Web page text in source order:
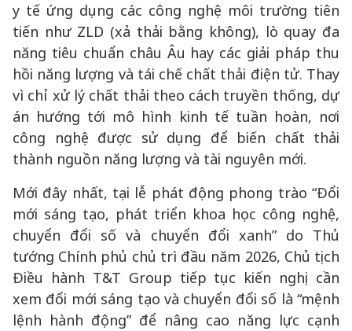
y tế ứng dụng các công nghệ môi trường tiên
tiến như ZLD (xả thải bằng không), lò quay đa
năng tiêu chuẩn châu Âu hay các giải pháp thu
hồi năng lượng và tái chế chất thải điện tử. Thay
vì chỉ xử lý chất thải theo cách truyền thống, dự
án hướng tới mô hình kinh tế tuần hoàn, nơi
công nghệ được sử dụng để biến chất thải
thành nguồn năng lượng và tài nguyên mới.
Mới đây nhất, tại lễ phát động phong trào “Đổi
mới sáng tạo, phát triển khoa học công nghệ,
chuyển đổi số và chuyển đổi xanh” do Thủ
tướng Chính phủ chủ trì đầu năm 2026, Chủ tịch
Điều hành T&T Group tiếp tục kiến nghị cần
xem đổi mới sáng tạo và chuyển đổi số là “mệnh
lệnh hành động” để nâng cao năng lực cạnh